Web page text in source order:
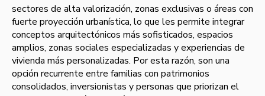
sectores de alta valorización, zonas exclusivas o áreas con
fuerte proyección urbanística, lo que les permite integrar
conceptos arquitectónicos más sofisticados, espacios
amplios, zonas sociales especializadas y experiencias de
vivienda más personalizadas. Por esta razón, son una
opción recurrente entre familias con patrimonios
consolidados, inversionistas y personas que priorizan el